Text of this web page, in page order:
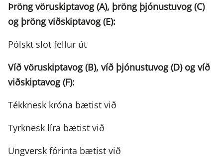
Þröng vöruskiptavog (A), þröng þjónustuvog (C)
og þröng viðskiptavog (E):
Pólskt slot fellur út
Víð vöruskiptavog (B), víð þjónustuvog (D) og víð
viðskiptavog (F):
Tékknesk króna bætist við
Tyrknesk líra bætist við
Ungversk fórinta bætist við